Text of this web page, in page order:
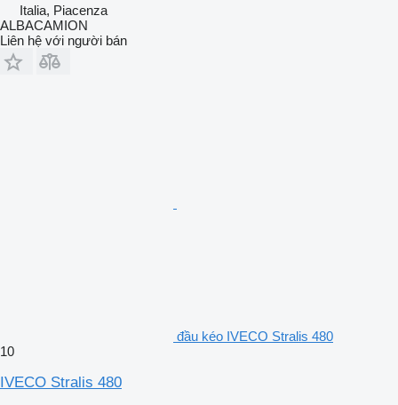
Italia, Piacenza
ALBACAMION
Liên hệ với người bán
đầu kéo IVECO Stralis 480
10
IVECO Stralis 480